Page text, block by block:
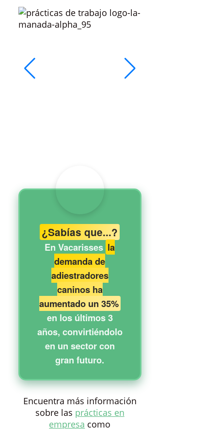
¿Sabías que...?
En Vacarisses la
demanda de
adiestradores
caninos ha
aumentado un 35%
en los últimos 3
años, convirtiéndolo
en un sector con
gran futuro.
Encuentra más información
sobre las prácticas en
empresa como